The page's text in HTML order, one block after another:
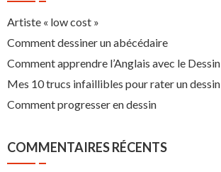
Artiste « low cost »
Comment dessiner un abécédaire
Comment apprendre l’Anglais avec le Dessin
Mes 10 trucs infaillibles pour rater un dessin
Comment progresser en dessin
COMMENTAIRES RÉCENTS